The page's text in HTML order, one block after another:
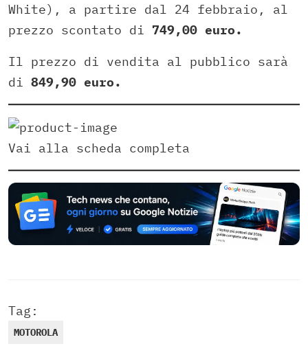
White), a partire dal 24 febbraio, al
prezzo scontato di 749,00 euro.
Il prezzo di vendita al pubblico sarà
di 849,90 euro.
Vai alla scheda completa
Tag:
MOTOROLA